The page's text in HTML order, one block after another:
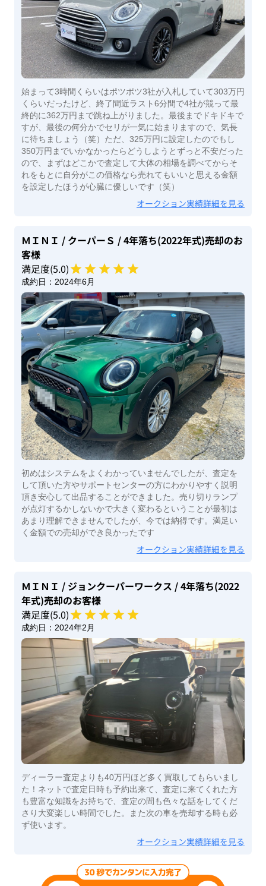
始まって3時間くらいはポツポツ3社が入札していて303万円
くらいだったけど、終了間近ラスト6分間で4社が競って最
終的に362万円まで跳ね上がりました。最後までドキドキで
すが、最後の何分かでセリが一気に始まりますので、気長
に待ちましょう（笑）ただ、325万円に設定したのでもし
350万円までいかなかったらどうしようとずっと不安だった
ので、まずはどこかで査定して大体の相場を調べてからそ
れをもとに自分がこの価格なら売れてもいいと思える金額
を設定したほうが心臓に優しいです（笑）
オークション実績詳細を見る
ＭＩＮＩ / クーパーＳ / 4年落ち(2022年式)売却のお
客様
満足度(5.0)
成約日： 2024年6月
初めはシステムをよくわかっていませんでしたが、査定を
して頂いた方やサポートセンターの方にわかりやすく説明
頂き安心して出品することができました。売り切りランプ
が点灯するかしないかで大きく変わるということが最初は
あまり理解できませんでしたが、今では納得です。満足い
く金額での売却ができ良かったです
オークション実績詳細を見る
ＭＩＮＩ / ジョンクーパーワークス / 4年落ち(2022
年式)売却のお客様
満足度(5.0)
成約日： 2024年2月
ディーラー査定よりも40万円ほど多く買取してもらいまし
た！ネットで査定日時も予約出来て、査定に来てくれた方
も豊富な知識をお持ちで、査定の間も色々な話をしてくだ
さり大変楽しい時間でした。また次の車を売却する時も必
ず使います。
オークション実績詳細を見る